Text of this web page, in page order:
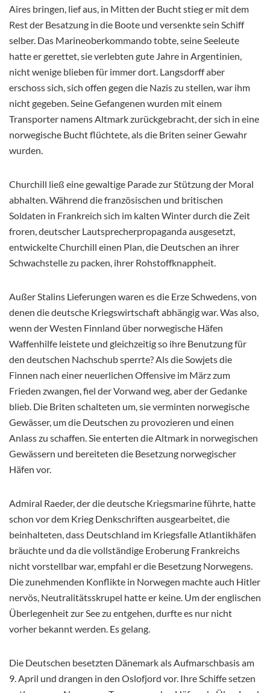
Aires bringen, lief aus, in Mitten der Bucht stieg er mit dem
Rest der Besatzung in die Boote und versenkte sein Schiff
selber. Das Marineoberkommando tobte, seine Seeleute
hatte er gerettet, sie verlebten gute Jahre in Argentinien,
nicht wenige blieben für immer dort. Langsdorff aber
erschoss sich, sich offen gegen die Nazis zu stellen, war ihm
nicht gegeben. Seine Gefangenen wurden mit einem
Transporter namens Altmark zurückgebracht, der sich in eine
norwegische Bucht flüchtete, als die Briten seiner Gewahr
wurden.
Churchill ließ eine gewaltige Parade zur Stützung der Moral
abhalten. Während die französischen und britischen
Soldaten in Frankreich sich im kalten Winter durch die Zeit
froren, deutscher Lautsprecherpropaganda ausgesetzt,
entwickelte Churchill einen Plan, die Deutschen an ihrer
Schwachstelle zu packen, ihrer Rohstoffknappheit.
Außer Stalins Lieferungen waren es die Erze Schwedens, von
denen die deutsche Kriegswirtschaft abhängig war. Was also,
wenn der Westen Finnland über norwegische Häfen
Waffenhilfe leistete und gleichzeitig so ihre Benutzung für
den deutschen Nachschub sperrte? Als die Sowjets die
Finnen nach einer neuerlichen Offensive im März zum
Frieden zwangen, fiel der Vorwand weg, aber der Gedanke
blieb. Die Briten schalteten um, sie verminten norwegische
Gewässer, um die Deutschen zu provozieren und einen
Anlass zu schaffen. Sie enterten die Altmark in norwegischen
Gewässern und bereiteten die Besetzung norwegischer
Häfen vor.
Admiral Raeder, der die deutsche Kriegsmarine führte, hatte
schon vor dem Krieg Denkschriften ausgearbeitet, die
beinhalteten, dass Deutschland im Kriegsfalle Atlantikhäfen
bräuchte und da die vollständige Eroberung Frankreichs
nicht vorstellbar war, empfahl er die Besetzung Norwegens.
Die zunehmenden Konflikte in Norwegen machte auch Hitler
nervös, Neutralitätsskrupel hatte er keine. Um der englischen
Überlegenheit zur See zu entgehen, durfte es nur nicht
vorher bekannt werden. Es gelang.
Die Deutschen besetzten Dänemark als Aufmarschbasis am
9. April und drangen in den Oslofjord vor. Ihre Schiffe setzen